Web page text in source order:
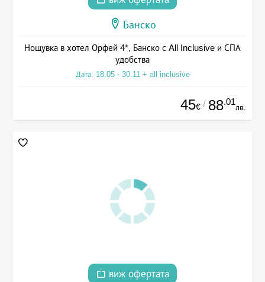
Банско
Нощувка в хотел Орфей 4*, Банско с All Inclusive и СПА
удобства
Дата: 18.05 - 30.11 + all inclusive
45€ / 88.01
лв.
виж офертата